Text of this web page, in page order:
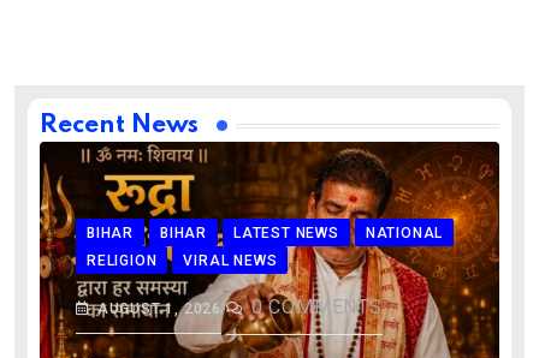
Recent News
BIHAR BIHAR LATEST NEWS
NATIONAL
RELIGION
VIRAL NEWS
AUGUST 1, 2026 0COMMENTS